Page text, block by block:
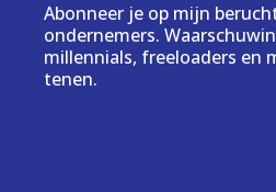
Abonneer je op mijn
ondernemers.
millennials, freeloaders en
tenen.